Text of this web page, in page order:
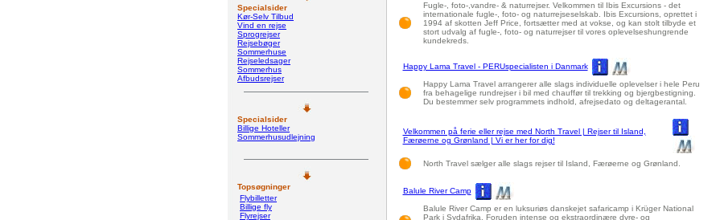
Specialsider
Kør-Selv Tilbud
Vind en rejse
Sprogrejser
Rejsebøger
Sommerhuse
Rejseledsager
Sommerhus
Afbudsrejser
Specialsider
Billige Hoteller
Sommerhusudlejning
Topsøgninger
Flybilletter
Billige fly
Flyrejser
Fugle-, foto-,vandre- & naturrejser. Velkommen til Ibis Excursions - det
internationale fugle-, foto- og naturrejseselskab. Ibis Excursions, oprettet i
1994 af skotten Jeff Price, fortsætter med at vokse, og kan stolt tilbyde et
stort udvalg af fugle-, foto- og naturrejser til vores oplevelseshungrende
kundekreds.
Happy Lama Travel - PERUspecialisten i Danmark
Happy Lama Travel arrangerer alle slags individuelle oplevelser i hele Peru
fra behagelige rundrejser i bil med chauffør til trekking og bjergbestigning.
Du bestemmer selv programmets indhold, afrejsedato og deltagerantal.
Velkommen på ferie eller rejse med North Travel | Rejser til Island,
Færøerne og Grønland | Vi er her for dig!
North Travel sælger alle slags rejser til Island, Færøerne og Grønland.
Balule River Camp
Balule River Camp er en luksuriøs danskejet safaricamp i Krüger National
Park i Sydafrika. Foruden intense og ekstraordinære dyre- og